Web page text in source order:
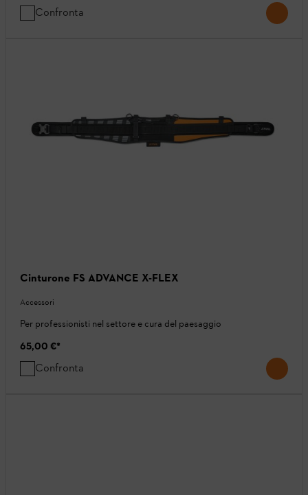
Confronta
Cinturone FS ADVANCE X-FLEX
Accessori
Per professionisti nel settore e cura del paesaggio
65,00 €*
Confronta